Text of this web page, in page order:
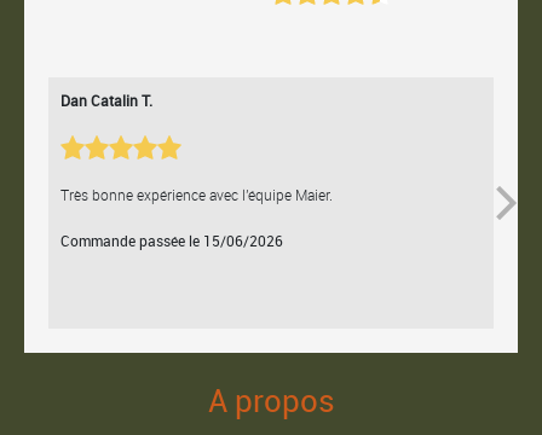
Dan Catalin T.
Très bonne expérience avec l'équipe Maier.
Commande passée le 15/06/2026
A propos